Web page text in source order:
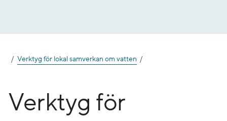
Verktyg för lokal samverkan om vatten
Verktyg för